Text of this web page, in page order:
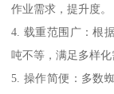
作业需求，提升度。
4. 载重范围广：根
吨不等，满足多样化
5. 操作简便：多数